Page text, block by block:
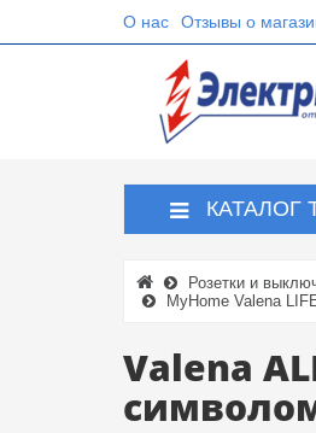
О нас Отзывы о
КАТАЛОГ
Розетки и
MyHome Valena
Valena